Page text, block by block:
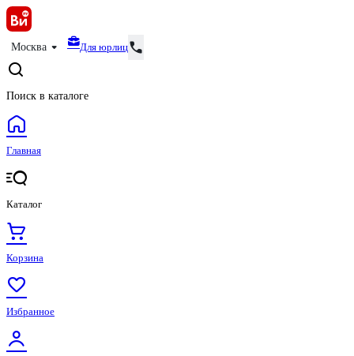
Москва Для юрлиц
Поиск в каталоге
Главная
Каталог
Корзина
Избранное